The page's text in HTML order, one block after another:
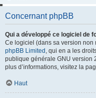
Concernant phpBB
Qui a développé ce logiciel de
Ce logiciel (dans sa version
phpBB Limited , qui en a les
publique générale GNU version
plus d’informations, visitez la
Haut